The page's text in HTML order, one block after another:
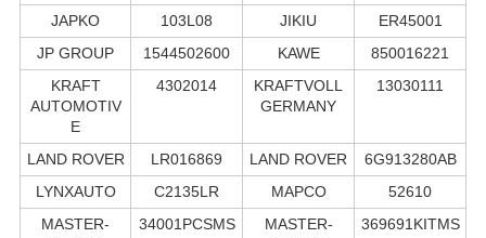
JAPKO 103L08 JIKIU
ER45001
JP GROUP
1544502600 KAWE
850016221
KRAFT
AUTOMOTIV
E
4302014
KRAFTVOLL
GERMANY
13030111
LAND ROVER LR016869 LAND ROVER
6G913280AB
LYNXAUTO
C2135LR MAPCO
52610
MASTER-
34001PCSMS
MASTER-
369691KITMS